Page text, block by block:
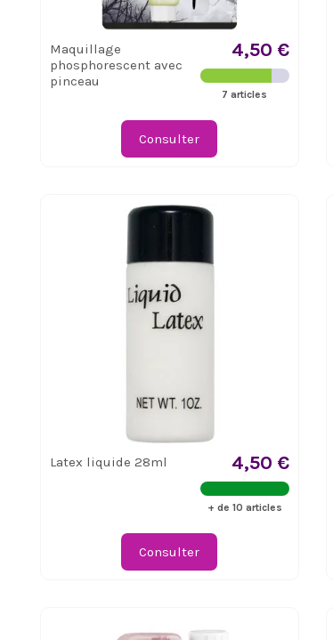
Maquillage
phosphorescent avec
pinceau
4,50 €
7 articles
Consulter
Latex liquide 28ml 4,50 €
+ de 10 articles
Consulter